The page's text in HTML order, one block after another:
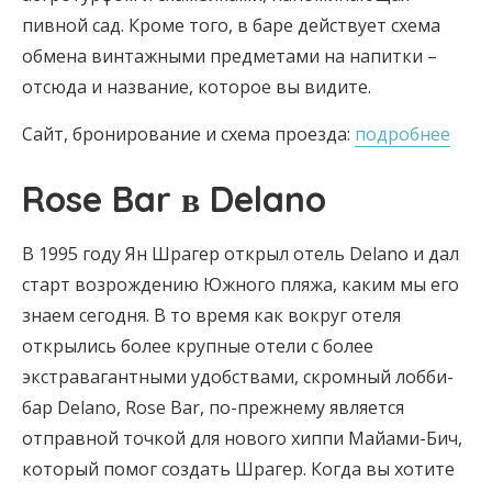
пивной сад. Кроме того, в баре действует схема
обмена винтажными предметами на напитки –
отсюда и название, которое вы видите.
Сайт, бронирование и схема проезда: подробнее
Rose Bar в Delano
В 1995 году Ян Шрагер открыл отель Delano и дал
старт возрождению Южного пляжа, каким мы его
знаем сегодня. В то время как вокруг отеля
открылись более крупные отели с более
экстравагантными удобствами, скромный лобби-
бар Delano, Rose Bar, по-прежнему является
отправной точкой для нового хиппи Майами-Бич,
который помог создать Шрагер. Когда вы хотите